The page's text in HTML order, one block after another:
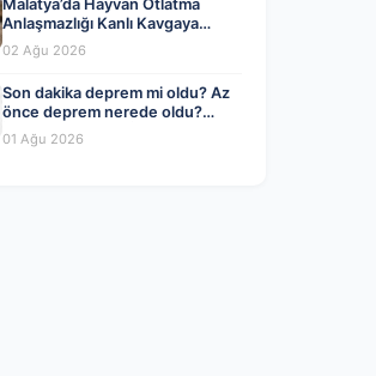
Malatya’da Hayvan Otlatma
Anlaşmazlığı Kanlı Kavgaya
Dönüştü
02 Ağu 2026
Son dakika deprem mi oldu? Az
önce deprem nerede oldu?
İstanbul, Ankara, İzmir ve il il
AFAD son depremler 01 Ağustos
01 Ağu 2026